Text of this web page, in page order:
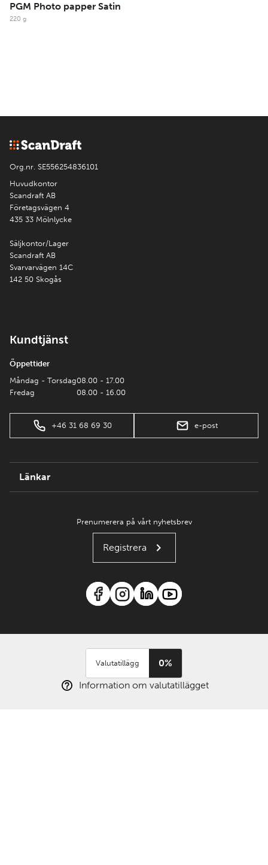
PGM Photo papper Satin
220 g
Org.nr. SE556254836101
Huvudkontor
Scandraft AB
Företagsvägen 4
435 33 Mölnlycke
Säljkontor/Lager
Scandraft AB
Svarvarvägen 14C
142 50 Skogås
Kundtjänst
Öppettider
Måndag - Torsdag
Fredag
08.00 - 17.00
08.00 - 16.00
+46 31 68 69 30 e-post
Länkar
Prenumerera på vårt nyhetsbrev
Registrera
Valutatillägg
0%
Information om valutatillägget